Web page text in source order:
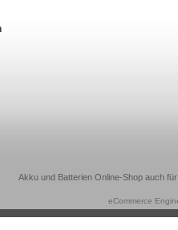
Akku und Batterien Online-Shop auch
eCommerce